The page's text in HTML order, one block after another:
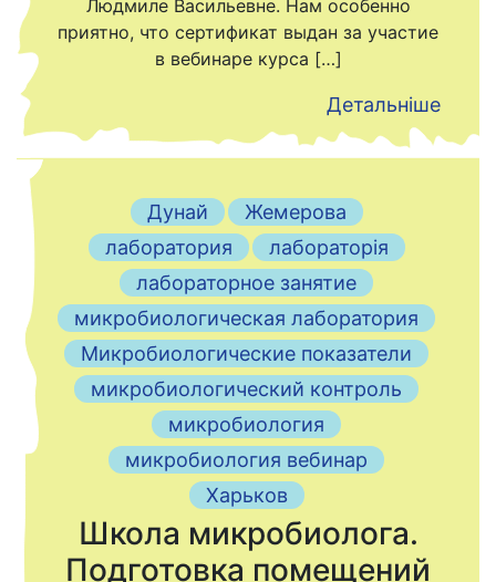
Людмиле Васильевне. Нам особенно
приятно, что сертификат выдан за участие
в вебинаре курса […]
Детальніше
Дунай
Жемерова
лаборатория
лабораторія
лабораторное занятие
микробиологическая лаборатория
Микробиологические показатели
микробиологический контроль
микробиология
микробиология вебинар
Харьков
Школа микробиолога.
Подготовка помещений